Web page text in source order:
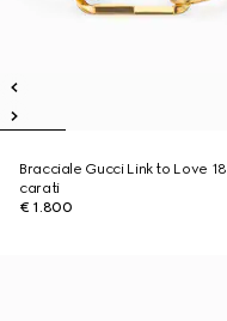
Bracciale Gucci Link to Love 18
carati
€ 1.800